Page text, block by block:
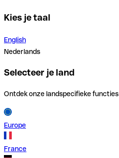
Kies je taal
English
Nederlands
Selecteer je land
Ontdek onze landspecifieke
Europe
France